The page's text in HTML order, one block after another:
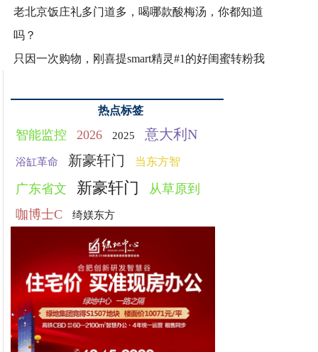
老北京饭庄礼多门道多，喝哪款酸梅汤，你都知道
吗？
只因一次购物，刚喜提smart精灵#1的好闺蜜转粉我
热点标签
智能监控 2026 2025 意大利N
浴缸革命 新豪轩门 当东方智
广东省文 新豪轩门
从草原到
咖博士C
绮媄东方